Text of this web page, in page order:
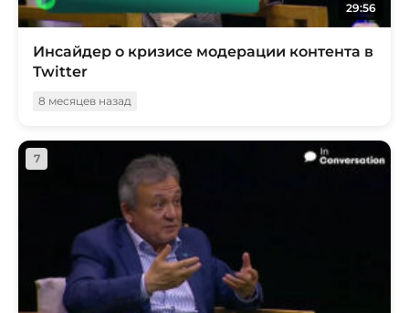
29:56
Инсайдер о кризисе модерации контента в
Twitter
8 месяцев назад
7